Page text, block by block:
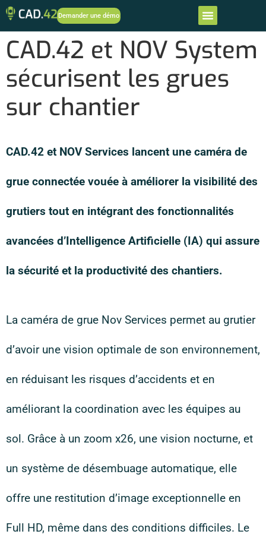
Demander une démo
CAD.42 et NOV System
sécurisent les grues
sur chantier
CAD.42 et NOV Services lancent une caméra de
grue connectée vouée à améliorer la visibilité des
grutiers tout en intégrant des fonctionnalités
avancées d’Intelligence Artificielle (IA) qui assure
la sécurité et la productivité des chantiers.
La caméra de grue Nov Services permet au grutier
d’avoir une vision optimale de son environnement,
en réduisant les risques d’accidents et en
améliorant la coordination avec les équipes au
sol. Grâce à un zoom x26, une vision nocturne, et
un système de désembuage automatique, elle
offre une restitution d’image exceptionnelle en
Full HD, même dans des conditions difficiles. Le